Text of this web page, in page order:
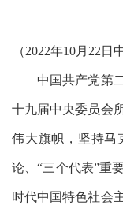
（2022年10月22日
中国共产党第二
十九届中央委员会
伟大旗帜，坚持马
论、“三个代表”重
时代中国特色社会